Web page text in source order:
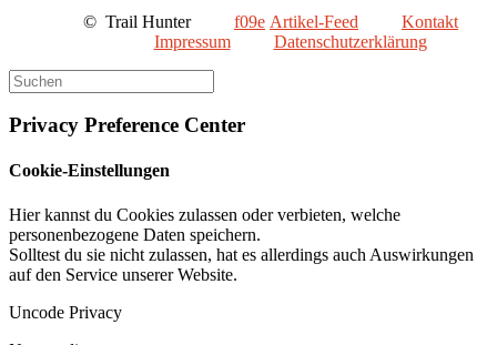
© Trail Hunter Artikel-Feed
Kontakt
Impressum
Datenschutzerklärung
Privacy Preference Center
Cookie-Einstellungen
Hier kannst du Cookies zulassen oder verbieten, welche
personenbezogene Daten speichern.
Solltest du sie nicht zulassen, hat es allerdings auch Auswirkungen
auf den Service unserer Website.
Uncode Privacy